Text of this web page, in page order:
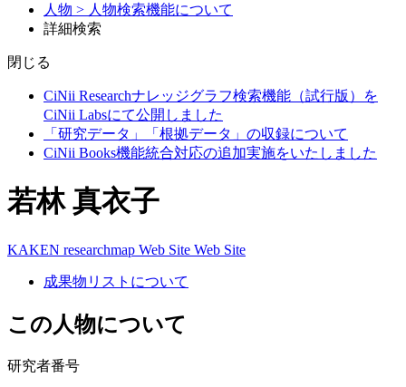
人物 > 人物検索機能について
詳細検索
閉じる
CiNii Researchナレッジグラフ検索機能（試行版）を
CiNii Labsにて公開しました
「研究データ」「根拠データ」の収録について
CiNii Books機能統合対応の追加実施をいたしました
若林 真衣子
KAKEN researchmap Web Site Web Site
成果物リストについて
この人物について
研究者番号